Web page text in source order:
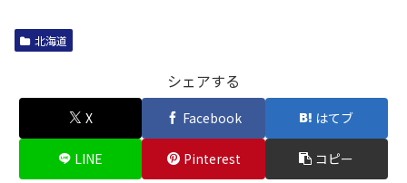
北海道
シェアする
X Facebook はてブ
LINE Pinterest コピー